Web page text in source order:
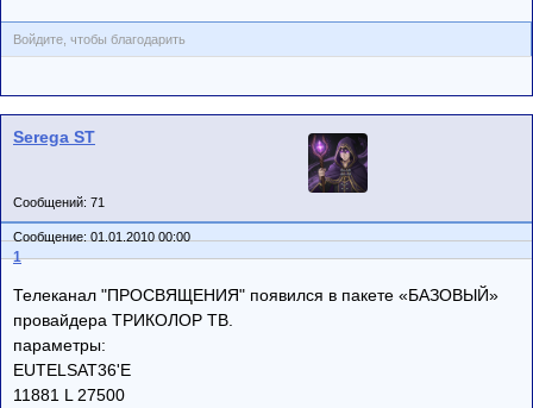
Войдите, чтобы благодарить
Serega ST
Сообщений: 71
Сообщение: 01.01.2010 00:00
1
Телеканал "ПРОСВЯЩЕНИЯ" появился в пакете «БАЗОВЫЙ»
провайдера ТРИКОЛОР ТВ.
параметры:
EUTELSAT36'E
11881 L 27500